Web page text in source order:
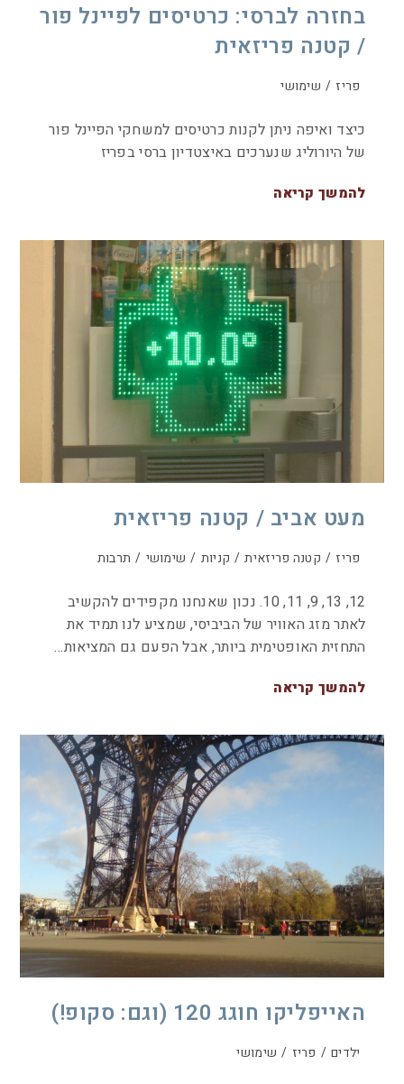
בחזרה לברסי: כרטיסים לפיינל פור
/ קטנה פריזאית
פריז / שימושי
כיצד ואיפה ניתן לקנות כרטיסים למשחקי הפיינל פור
של היורוליג שנערכים באיצטדיון ברסי בפריז
להמשך קריאה
מעט אביב / קטנה פריזאית
פריז / קטנה פריזאית / קניות / שימושי / תרבות
12, 13, 9, 11, 10. נכון שאנחנו מקפידים להקשיב
לאתר מזג האוויר של הביביסי, שמציע לנו תמיד את
התחזית האופטימית ביותר, אבל הפעם גם המציאות…
להמשך קריאה
האייפליקו חוגג 120 (וגם: סקופ!)
ילדים / פריז / שימושי